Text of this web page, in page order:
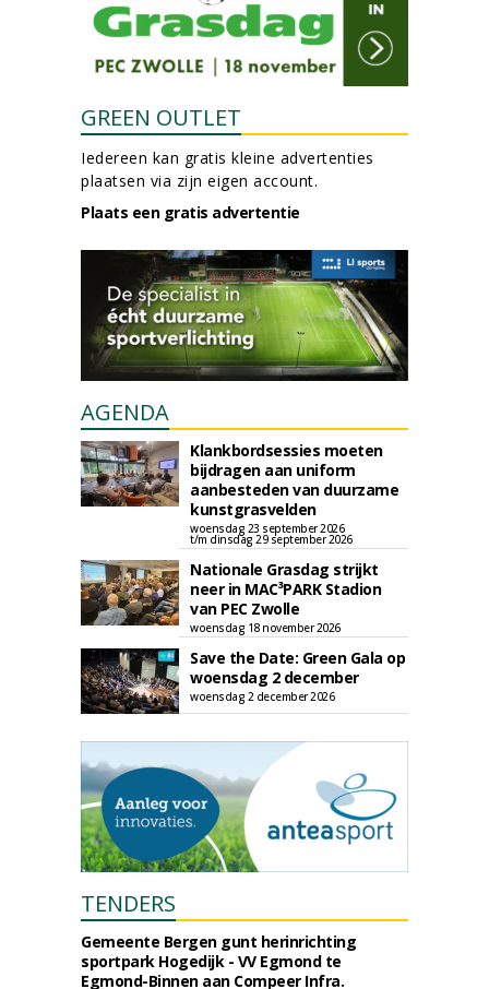
GREEN OUTLET
Iedereen kan gratis kleine advertenties
plaatsen via zijn eigen account.
Plaats een gratis advertentie
AGENDA
Klankbordsessies moeten
bijdragen aan uniform
aanbesteden van duurzame
kunstgrasvelden
woensdag 23 september 2026
t/m dinsdag 29 september 2026
Nationale Grasdag strijkt
neer in MAC³PARK Stadion
van PEC Zwolle
woensdag 18 november 2026
Save the Date: Green Gala op
woensdag 2 december
woensdag 2 december 2026
TENDERS
Gemeente Bergen gunt herinrichting
sportpark Hogedijk - VV Egmond te
Egmond-Binnen aan Compeer Infra.